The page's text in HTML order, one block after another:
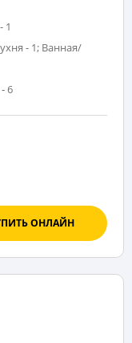
1
- 1; Ванная/
6
ОНЛАЙН